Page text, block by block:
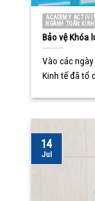
ACADEMY
NGÀNH TOÁN
Bảo vệ Khóa
Vào các
Kinh tế đã tổ
14
Jul